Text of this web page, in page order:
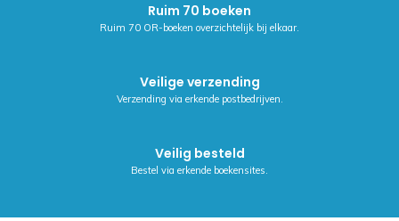
Ruim 70 boeken
Ruim 70 OR-boeken overzichtelijk bij elkaar.
Veilige verzending
Verzending via erkende postbedrijven.
Veilig besteld
Bestel via erkende boekensites.